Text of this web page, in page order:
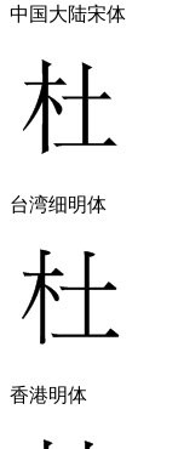
中国大陆宋体
台湾细明体
香港明体